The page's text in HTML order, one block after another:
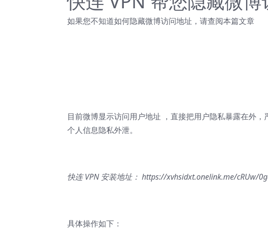
如果您不知道如何隐藏微博访问地址，请查阅本篇文章
目前微博显示访问用户地址 ，直接把用户隐私暴露在外
个人信息隐私外泄。
快连 VPN 安装地址： https://xvhsidxt.onelink.me/cRUw/
具体操作如下：